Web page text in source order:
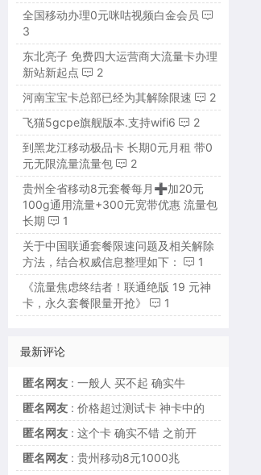
全国移动办理0元咪咕视频白金会员
3
东北亮子 免费四大运营商大流量卡办理
新站新起点
2
河南宝宝卡总部已经为其解除限速
2
飞猫5gcpe旗舰版本.支持wifi6
2
到黑龙江移动极品卡 长期0元月租 带0
元无限流量流量包
2
贵州全省移动8元套餐每月➕加20元
100g通用流量+300元宽带优惠 流量包
长期
1
关于中国联通套餐限速问题及相关解除
方法，结合权威信息整理如下：
1
《流量焦虑终结者！联通绝版 19 元神
卡，永久套餐限量开抢》
1
最新评论
匿名网友: 一般人 买不起 确实牛
匿名网友: 价格超过测试卡 神卡中的
匿名网友: 这个卡 确实不错 之前开
匿名网友: 贵州移动8元1000兆